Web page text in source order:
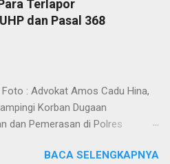
Terlapor
dan Pasal 368
: Advokat Amos Cadu Hina,
Korban Dugaan
dan Pemerasan di Polres
korban dugaan
BACA SELENGKAPNYA